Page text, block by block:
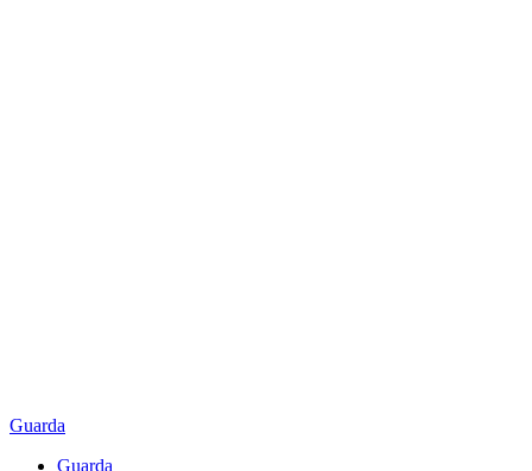
Guarda
Guarda